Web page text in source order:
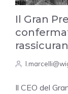
Il Gran
Il CEO del